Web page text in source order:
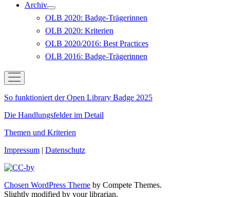
Archiv
Menü
öffnen
OLB 2020: Badge-Trägerinnen
OLB 2020: Kriterien
OLB 2020/2016: Best Practices
OLB 2016: Badge-Trägerinnen
open
menu
OLB
So funktioniert der Open Library Badge 2025
Die Handlungsfelder im Detail
Themen und Kriterien
Impressum | Datenschutz
Chosen WordPress Theme by Compete Themes.
Slightly modified by your librarian.